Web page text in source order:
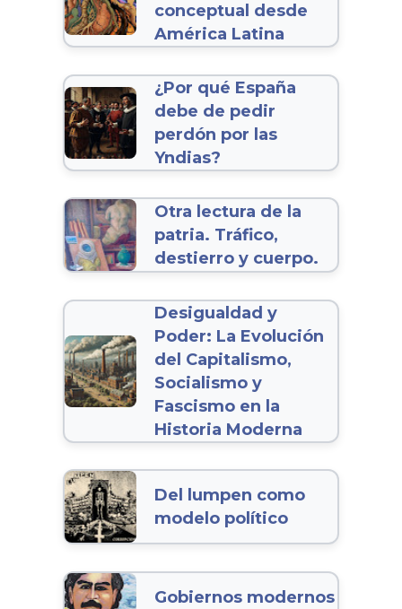
conceptual desde
América Latina
¿Por qué España
debe de pedir
perdón por las
Yndias?
Otra lectura de la
patria. Tráfico,
destierro y cuerpo.
Desigualdad y
Poder: La Evolución
del Capitalismo,
Socialismo y
Fascismo en la
Historia Moderna
Del lumpen como
modelo político
Gobiernos modernos